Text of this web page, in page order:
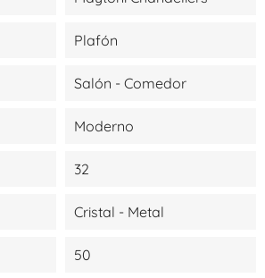
Plafón
Salón - Comedor
Moderno
32
Cristal - Metal
50